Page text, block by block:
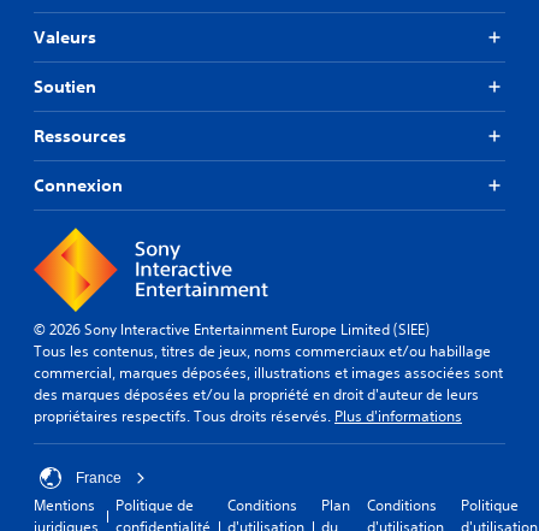
Valeurs
Soutien
Ressources
Connexion
© 2026 Sony Interactive Entertainment Europe Limited (SIEE)
Tous les contenus, titres de jeux, noms commerciaux et/ou habillage
commercial, marques déposées, illustrations et images associées sont
des marques déposées et/ou la propriété en droit d'auteur de leurs
propriétaires respectifs. Tous droits réservés. Plus d'informations
France
Mentions
juridiques
Politique de
confidentialité
Conditions
d'utilisation
Plan
du
Conditions
d'utilisation
Politique
d'utilisation